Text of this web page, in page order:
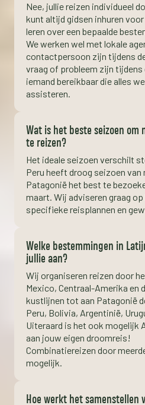
Nee, jullie reizen individueel
kunt altijd gidsen inhuren
leren over een bepaalde
We werken wel met lokale
contactpersoon zijn tijdens
vraag of probleem zijn tijdens
iemand bereikbaar die alles
assisteren.
Wat is het beste seizoen om
te reizen?
Het ideale seizoen verschilt
Peru heeft droog seizoen
Patagonië het best te
maart. Wij adviseren graag
specifieke reisplannen en
Welke bestemmingen in
jullie aan?
Wij organiseren reizen door
Mexico, Centraal-Amerika en
kustlijnen tot aan Patagonië
Peru, Bolivia, Argentinië,
Uiteraard is het ook mogelijk
aan jouw eigen droomreis!
Combinatiereizen door
mogelijk.
Hoe werkt het samenstellen